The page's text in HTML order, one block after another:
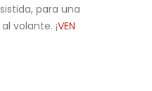
para una
volante. ¡VEN